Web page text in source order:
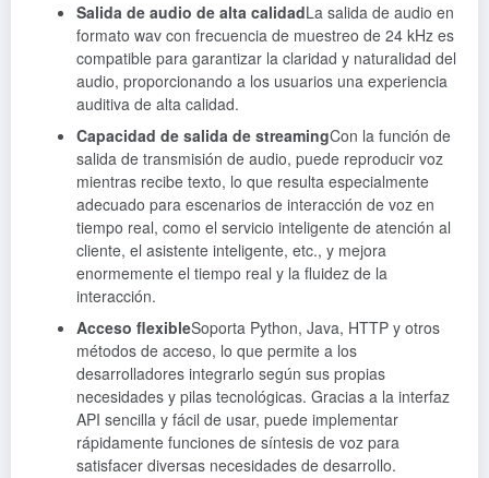
Salida de audio de alta calidadLa salida de audio en
formato wav con frecuencia de muestreo de 24 kHz es
compatible para garantizar la claridad y naturalidad del
audio, proporcionando a los usuarios una experiencia
auditiva de alta calidad.
Capacidad de salida de streamingCon la función de
salida de transmisión de audio, puede reproducir voz
mientras recibe texto, lo que resulta especialmente
adecuado para escenarios de interacción de voz en
tiempo real, como el servicio inteligente de atención al
cliente, el asistente inteligente, etc., y mejora
enormemente el tiempo real y la fluidez de la
interacción.
Acceso flexibleSoporta Python, Java, HTTP y otros
métodos de acceso, lo que permite a los
desarrolladores integrarlo según sus propias
necesidades y pilas tecnológicas. Gracias a la interfaz
API sencilla y fácil de usar, puede implementar
rápidamente funciones de síntesis de voz para
satisfacer diversas necesidades de desarrollo.